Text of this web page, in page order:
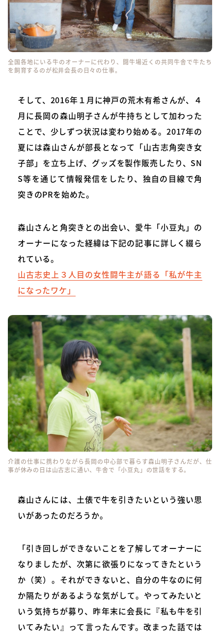
全国各地にいる牛のオーナーに代わり、闘牛場近くの共同牛舎で牛たち
を飼育するのが松井会長の日々の仕事。
そして、2016年１月に神戸の荒木有希さんが、４
月に長岡の森山明子さんが牛持ちとして加わった
ことで、少しずつ状況は変わり始める。2017年の
夏には森山さんが部長となって「山古志角突き女
子部」を立ち上げ、グッズを製作販売したり、SN
S等を通じて情報発信をしたり、独自の目線で角
突きのPRを始めた。
森山さんと角突きとの出会い、愛牛「小豆丸」の
オーナーになった経緯は下記の記事に詳しく綴ら
れている。
山古志史上３人目の女性闘牛主が語る「私が牛主
になったワケ」
介護の仕事に携わりながら長岡の中心部で暮らす森山明子さんだが、仕
事が休みの日は山古志に通い、牛舎で「小豆丸」の世話をする。
森山さんには、土俵で牛を引きたいという強い思
いがあったのだろうか。
「引き回しができないことを了解してオーナーに
なりましたが、次第に欲張りになってきたという
か（笑）。それができないと、自分の牛なのに何
か隔たりがあるような気がして。やってみたいと
いう気持ちが募り、昨年末に会長に『私も牛を引
いてみたい』って言ったんです。改まった話では